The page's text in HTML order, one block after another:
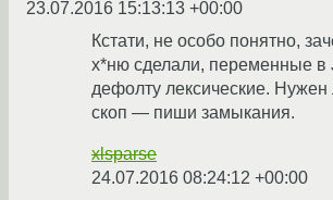
23.07.2016 15:13:13 +00:00
Кстати, не особо понятно,
х*ню сделали, переменные в
дефолту лексические. Нужен
скоп — пиши замыкания.
xlsparse
24.07.2016 08:24:12 +00:00